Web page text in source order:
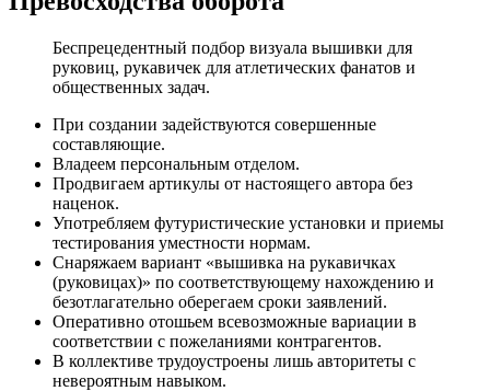
Беспрецедентный подбор визуала вышивки для
руковиц, рукавичек для атлетических фанатов и
общественных задач.
При создании задействуются совершенные
составляющие.
Владеем персональным отделом.
Продвигаем артикулы от настоящего автора без
наценок.
Употребляем футуристические установки и приемы
тестирования уместности нормам.
Снаряжаем вариант «вышивка на рукавичках
(руковицах)» по соответствующему нахождению и
безотлагательно оберегаем сроки заявлений.
Оперативно отошьем всевозможные вариации в
соответствии с пожеланиями контрагентов.
В коллективе трудоустроены лишь авторитеты с
невероятным навыком.